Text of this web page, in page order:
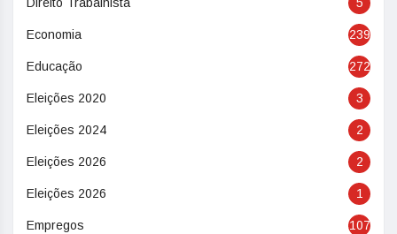
Economia 239
Educação 272
Eleições 2020 3
Eleições 2024 2
Eleições 2026 2
Eleições 2026 1
Empregos 107